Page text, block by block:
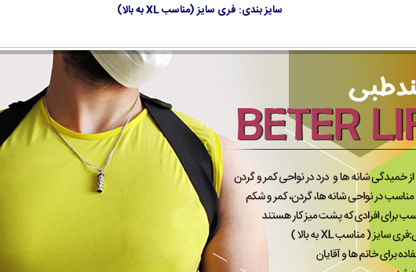
سایز بندی: فری سایز (مناسب XL به بالا)